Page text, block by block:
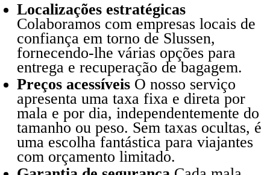
Localizações estratégicas
Colaboramos com empresas locais de
confiança em torno de Slussen,
fornecendo-lhe várias opções para
entrega e recuperação de bagagem.
Preços acessíveis O nosso serviço
apresenta uma taxa fixa e direta por
mala e por dia, independentemente do
tamanho ou peso. Sem taxas ocultas, é
uma escolha fantástica para viajantes
com orçamento limitado.